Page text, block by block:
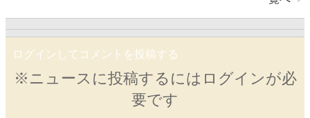
ログインしてコメントを投稿する
※ニュースに投稿するにはログインが必
要です